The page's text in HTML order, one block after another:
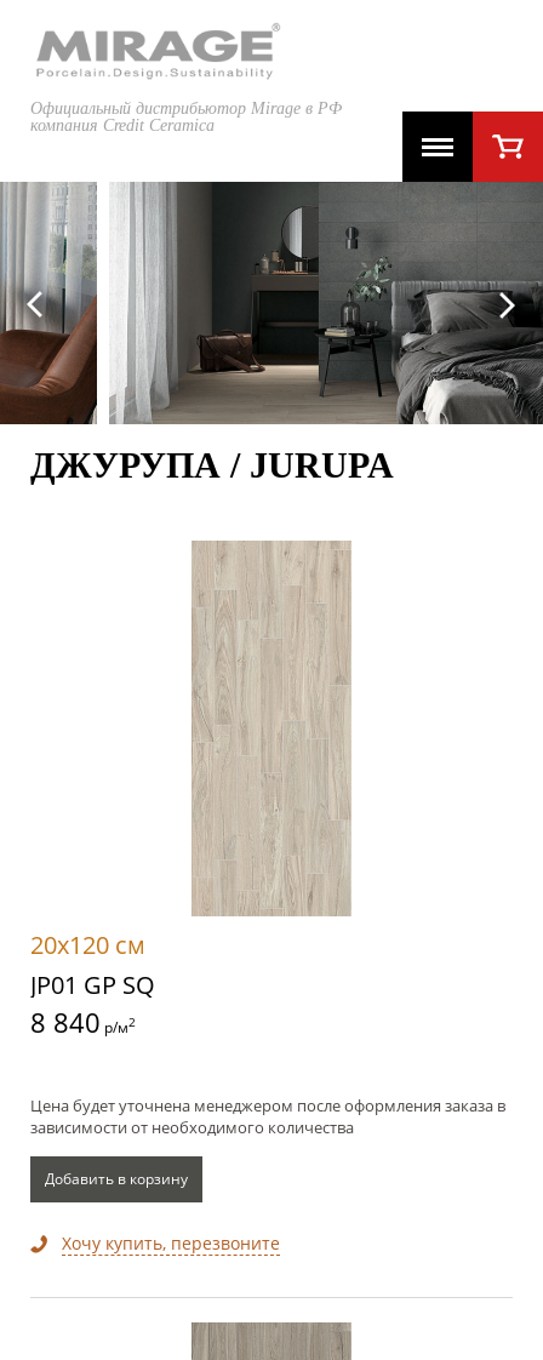
Официальный дистрибьютор Mirage в РФ
компания Credit Ceramica
ДЖУРУПА / JURUPA
20x120 см
JP01 GP SQ
8 840 р/м2
Цена будет уточнена менеджером после оформления заказа в
зависимости от необходимого количества
Добавить в корзину
Хочу купить, перезвоните